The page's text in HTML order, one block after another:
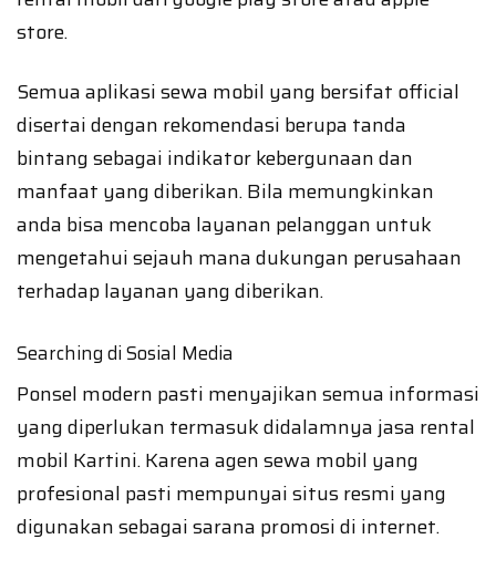
store.
Semua aplikasi sewa mobil yang bersifat official
disertai dengan rekomendasi berupa tanda
bintang sebagai indikator kebergunaan dan
manfaat yang diberikan. Bila memungkinkan
anda bisa mencoba layanan pelanggan untuk
mengetahui sejauh mana dukungan perusahaan
terhadap layanan yang diberikan.
Searching di Sosial Media
Ponsel modern pasti menyajikan semua informasi
yang diperlukan termasuk didalamnya jasa rental
mobil Kartini. Karena agen sewa mobil yang
profesional pasti mempunyai situs resmi yang
digunakan sebagai sarana promosi di internet.